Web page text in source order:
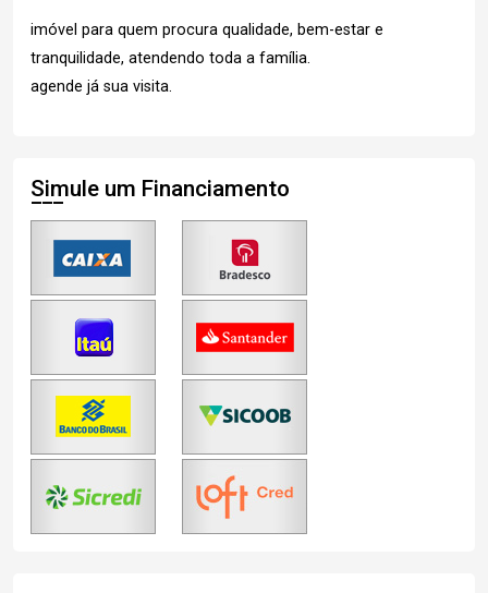
imóvel para quem procura qualidade, bem-estar e
tranquilidade, atendendo toda a família.
agende já sua visita.
Simule um Financiamento